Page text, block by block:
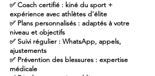
✅ Coach certifié : kiné du sport +
expérience avec athlètes d'élite
✅ Plans personnalisés : adaptés à votre
niveau et objectifs
✅ Suivi régulier : WhatsApp, appels,
ajustements
✅ Prévention des blessures : expertise
médicale